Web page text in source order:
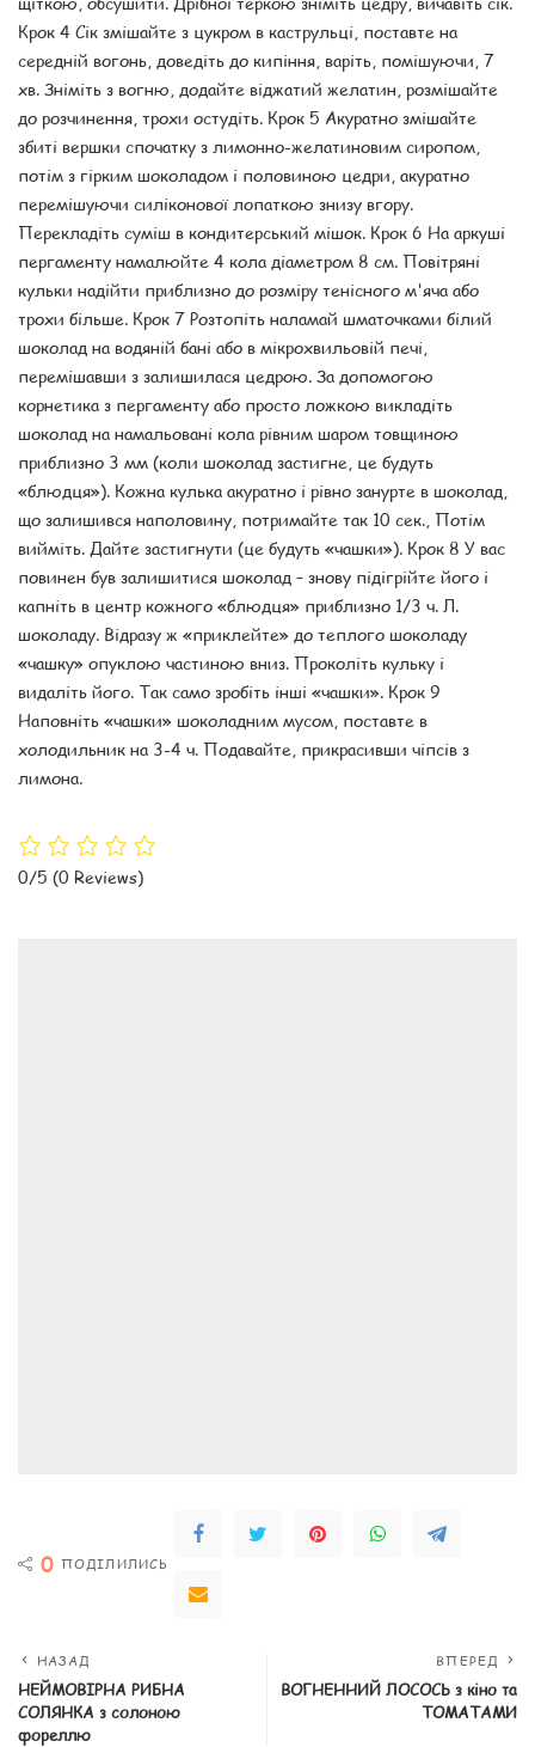
Крок 4 Сік змішайте з цукром в каструльці, поставте на
середній вогонь, доведіть до кипіння, варіть, помішуючи, 7
хв. Зніміть з вогню, додайте віджатий желатин, розмішайте
до розчинення, трохи остудіть. Крок 5 Акуратно змішайте
збиті вершки спочатку з лимонно-желатиновим сиропом,
потім з гірким шоколадом і половиною цедри, акуратно
перемішуючи силіконової лопаткою знизу вгору.
Перекладіть суміш в кондитерський мішок. Крок 6 На аркуші
пергаменту намалюйте 4 кола діаметром 8 см. Повітряні
кульки надійти приблизно до розміру тенісного м'яча або
трохи більше. Крок 7 Розтопіть наламай шматочками білий
шоколад на водяній бані або в мікрохвильовій печі,
перемішавши з залишилася цедрою. За допомогою
корнетика з пергаменту або просто ложкою викладіть
шоколад на намальовані кола рівним шаром товщиною
приблизно 3 мм (коли шоколад застигне, це будуть
«блюдця»). Кожна кулька акуратно і рівно занурте в шоколад,
що залишився наполовину, потримайте так 10 сек., Потім
вийміть. Дайте застигнути (це будуть «чашки»). Крок 8 У вас
повинен був залишитися шоколад – знову підігрійте його і
капніть в центр кожного «блюдця» приблизно 1/3 ч. Л.
шоколаду. Відразу ж «приклейте» до теплого шоколаду
«чашку» опуклою частиною вниз. Проколіть кульку і
видаліть його. Так само зробіть інші «чашки». Крок 9
Наповніть «чашки» шоколадним мусом, поставте в
холодильник на 3-4 ч. Подавайте, прикрасивши чіпсів з
лимона.
0/5 (0 Reviews)
0 ПОДІЛИЛИСЬ
НАЗАД
НЕЙМОВІРНА РИБНА
СОЛЯНКА з солоною
фореллю
ВПЕРЕД
ВОГНЕННИЙ ЛОСОСЬ з кіно та
ТОМАТАМИ